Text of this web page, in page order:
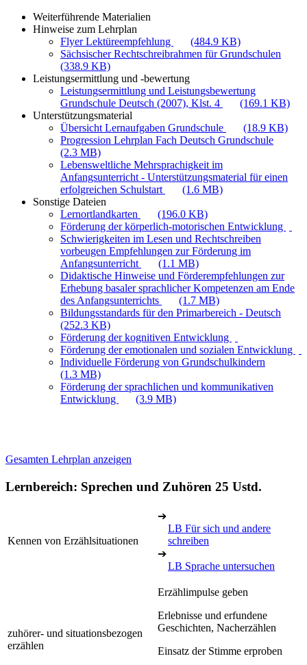
Weiterführende Materialien
Hinweise zum Lehrplan
Flyer Lektüreempfehlung
(484.9 KB)
Sächsischer Rechtschreibrahmen für Grundschulen
(338.9 KB)
Leistungsermittlung und -bewertung
Leistungsermittlung und Leistungsbewertung
Grundschule Deutsch (2007), Klst. 4
(169.1 KB)
Unterstützungsmaterial
Übersicht Lernaufgaben Grundschule
(18.9 KB)
Progression Lehrplan Fach Deutsch Grundschule
(2.3 MB)
Lebensweltliche Mehrsprachigkeit im
Anfangsunterricht - Unterstützungsmaterial für einen
erfolgreichen Schulstart
(1.6 MB)
Sonstige Dateien
Lernortlandkarten
(196.0 KB)
Förderung der körperlich-motorischen Entwicklung
Schwierigkeiten im Lesen und Rechtschreiben
vorbeugen Empfehlungen zur Förderung im
Anfangsunterricht
(1.1 MB)
Didaktische Hinweise und Förderempfehlungen zur
Erhebung basaler sprachlicher Kompetenzen am Ende
des Anfangsunterrichts
(1.7 MB)
Bildungsstandards für den Primarbereich - Deutsch
(252.3 KB)
Förderung der kognitiven Entwicklung
Förderung der emotionalen und sozialen Entwicklung
Individuelle Förderung von Grundschulkindern
(1.3 MB)
Förderung der sprachlichen und kommunikativen
Entwicklung
(3.9 MB)
Gesamten Lehrplan anzeigen
Lernbereich: Sprechen und Zuhören 25 Ustd.
Kennen von Erzählsituationen
➔
LB Für sich und andere
schreiben
➔
LB Sprache untersuchen
zuhörer- und situationsbezogen
erzählen
Erzählimpulse geben
Erlebnisse und erfundene
Geschichten, Nacherzählen
Einsatz der Stimme erproben